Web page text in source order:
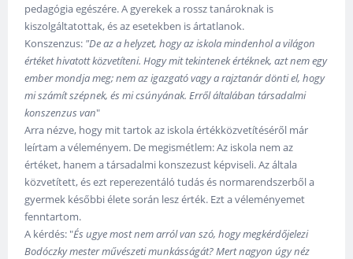
pedagógia egészére. A gyerekek a rossz tanároknak is
kiszolgáltatottak, és az esetekben is ártatlanok.
Konszenzus: "De az a helyzet, hogy az iskola mindenhol a világon
értéket hivatott közvetíteni. Hogy mit tekintenek értéknek, azt nem egy
ember mondja meg; nem az igazgató vagy a rajztanár dönti el, hogy
mi számít szépnek, és mi csúnyának. Erről általában társadalmi
konszenzus van"
Arra nézve, hogy mit tartok az iskola értékközvetítéséről már
leírtam a véleményem. De megismétlem: Az iskola nem az
értéket, hanem a társadalmi konszezust képviseli. Az általa
közvetített, és ezt reperezentáló tudás és normarendszerből a
gyermek későbbi élete során lesz érték. Ezt a véleményemet
fenntartom.
A kérdés: "És ugye most nem arról van szó, hogy megkérdőjelezi
Bodóczky mester művészeti munkásságát? Mert nagyon úgy néz